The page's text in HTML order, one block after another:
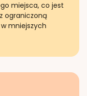
miejsca, co jest
ograniczoną
mniejszych